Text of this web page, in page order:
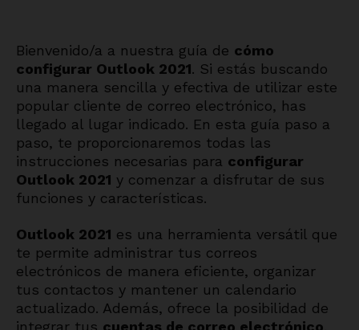
Bienvenido/a a nuestra guía de cómo
configurar Outlook 2021. Si estás buscando
una manera sencilla y efectiva de utilizar este
popular cliente de correo electrónico, has
llegado al lugar indicado. En esta guía paso a
paso, te proporcionaremos todas las
instrucciones necesarias para configurar
Outlook 2021 y comenzar a disfrutar de sus
funciones y características.
Outlook 2021 es una herramienta versátil que
te permite administrar tus correos
electrónicos de manera eficiente, organizar
tus contactos y mantener un calendario
actualizado. Además, ofrece la posibilidad de
integrar tus cuentas de correo electrónico,